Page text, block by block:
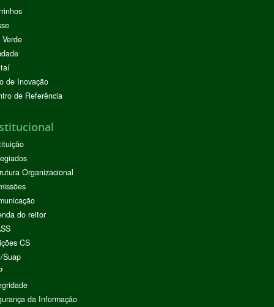
de Inovação
de Referência
Organizacional
do reitor
CS
Suap
da Informação